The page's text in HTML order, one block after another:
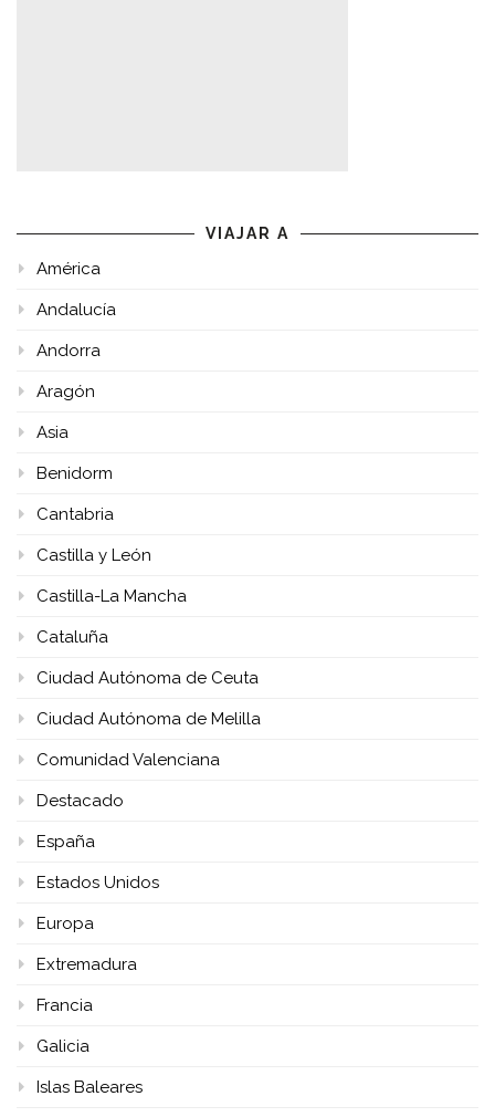
VIAJAR A
América
Andalucía
Andorra
Aragón
Asia
Benidorm
Cantabria
Castilla y León
Castilla-La Mancha
Cataluña
Ciudad Autónoma de Ceuta
Ciudad Autónoma de Melilla
Comunidad Valenciana
Destacado
España
Estados Unidos
Europa
Extremadura
Francia
Galicia
Islas Baleares